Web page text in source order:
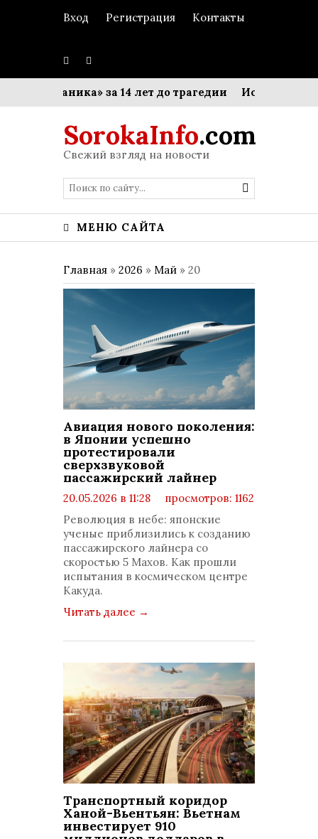
Вход Регистрация Контакты
«Титаника» за 14 лет до трагедии Искусство
SorokaInfo.com
Свежий взгляд на новости
МЕНЮ САЙТА
Главная » 2026 » Май » 20
Авиация нового поколения:
в Японии успешно
протестировали
сверхзвуковой
пассажирский лайнер
20.05.2026 в 11:28
просмотров: 1162
комментариев: 0
Революция в небе: японские
ученые приблизились к созданию
пассажирского лайнера со
скоростью 5 Махов. Как прошли
испытания в космическом центре
Какуда.
Читать далее →
Транспортный коридор
Ханой-Вьентьян: Вьетнам
инвестирует 910